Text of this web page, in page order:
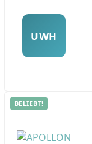
UWH
BELIEBT!